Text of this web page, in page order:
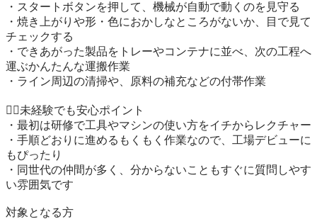
・スタートボタンを押して、機械が自動で動くのを見守る
・焼き上がりや形・色におかしなところがないか、目で見て
チェックする
・できあがった製品をトレーやコンテナに並べ、次の工程へ
運ぶかんたんな運搬作業
・ライン周辺の清掃や、原料の補充などの付帯作業
🙆‍♂️未経験でも安心ポイント
・最初は研修で工具やマシンの使い方をイチからレクチャー
・手順どおりに進めるもくもく作業なので、工場デビューに
もぴったり
・同世代の仲間が多く、分からないこともすぐに質問しやす
い雰囲気です
対象となる方